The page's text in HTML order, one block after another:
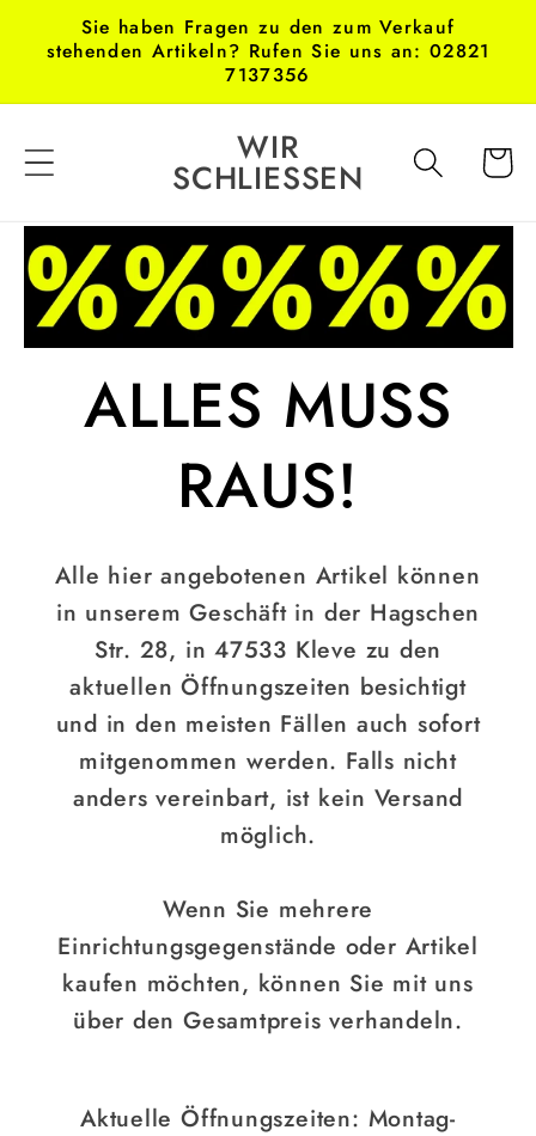
Direkt
zum
Inhalt
Sie haben Fragen zu den zum Verkauf
stehenden Artikeln? Rufen Sie uns an: 02821
7137356
WIR
SCHLIESSEN
ALLES MUSS
RAUS!
Alle hier angebotenen Artikel können
in unserem Geschäft in der Hagschen
Str. 28, in 47533 Kleve zu den
aktuellen Öffnungszeiten besichtigt
und in den meisten Fällen auch sofort
mitgenommen werden. Falls nicht
anders vereinbart, ist kein Versand
möglich.
Wenn Sie mehrere
Einrichtungsgegenstände oder Artikel
kaufen möchten, können Sie mit uns
über den Gesamtpreis verhandeln.
Aktuelle Öffnungszeiten: Montag-